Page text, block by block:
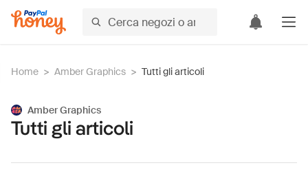
Home > Amber Graphics > Tutti gli articoli
Amber Graphics
Tutti gli articoli